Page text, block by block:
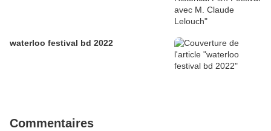
waterloo festival bd 2022
Commentaires